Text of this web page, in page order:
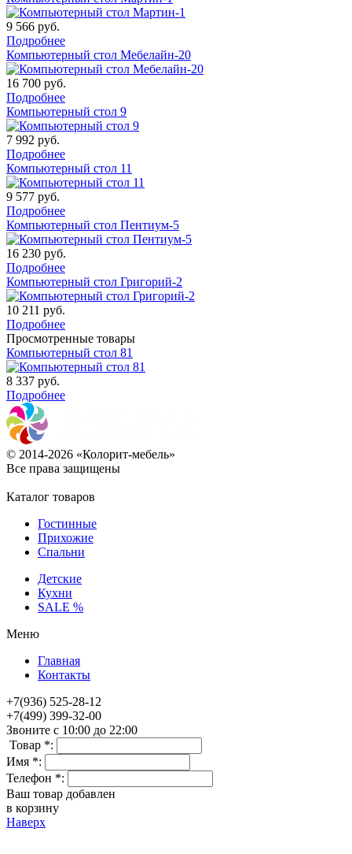
9 566 руб.
Подробнее
Компьютерный стол Мебелайн-20
16 700 руб.
Подробнее
Компьютерный стол 9
7 992 руб.
Подробнее
Компьютерный стол 11
9 577 руб.
Подробнее
Компьютерный стол Пентиум-5
16 230 руб.
Подробнее
Компьютерный стол Григорий-2
10 211 руб.
Подробнее
Просмотренные товары
Компьютерный стол 81
8 337 руб.
Подробнее
© 2014-2026 «Колорит-мебель»
Все права защищены
Каталог товаров
Гостинные
Прихожие
Спальни
Детские
Кухни
SALE %
Меню
Главная
Контакты
+7(936) 525-28-12
+7(499) 399-32-00
Звоните с 10:00 до 22:00
Товар *:
Имя *:
Телефон *:
Ваш товар добавлен
в корзину
Наверх